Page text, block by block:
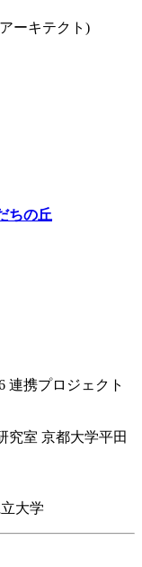
ーキテクト)
ちの丘
連携プロジェクト
究室 京都大学平田
大学